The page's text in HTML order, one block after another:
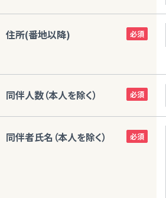
住所(番地以降)
同伴人数（本人を除く）
同伴者氏名（本人を除く）